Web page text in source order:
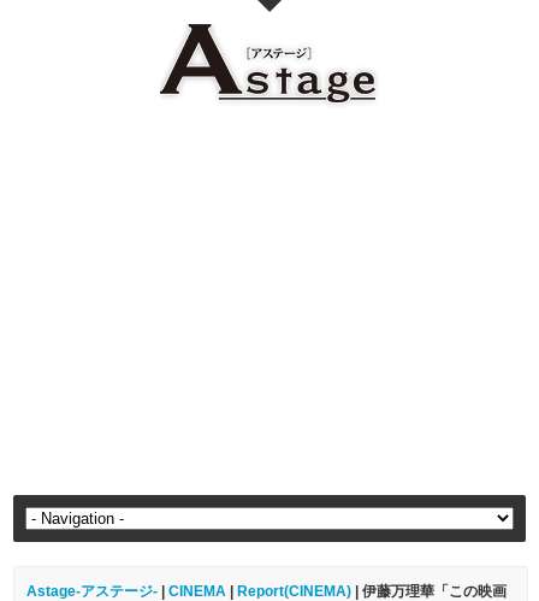
Astage-アステージ- |CINEMA Report(CINEMA) | 伊藤万理華「この映画